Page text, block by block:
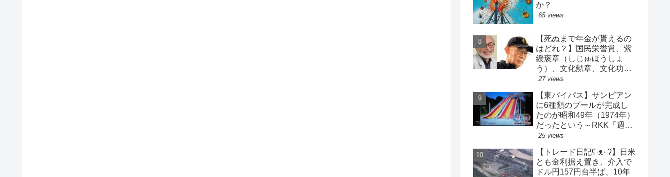
か？
65 views
【死ぬまで年金が貰えるの
はどれ？】国民栄誉賞、紫
綬褒章（しじゅほうしょ
う）、文化勲章、文化功労
者、芸術選奨…など【日本
27 views
【東バイパス】サンピアン
に6種類のプールが完成し
たのが昭和49年（1974年）
だったという～RKK「週刊
山崎くん」より
25 views
【トレード日記ʕ·ᴥ· ʔ】日米
とも金利据え置き、介入で
ドル円157円台半ば、10年